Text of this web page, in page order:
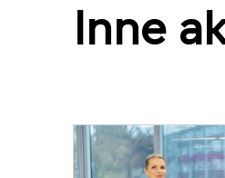
Inne